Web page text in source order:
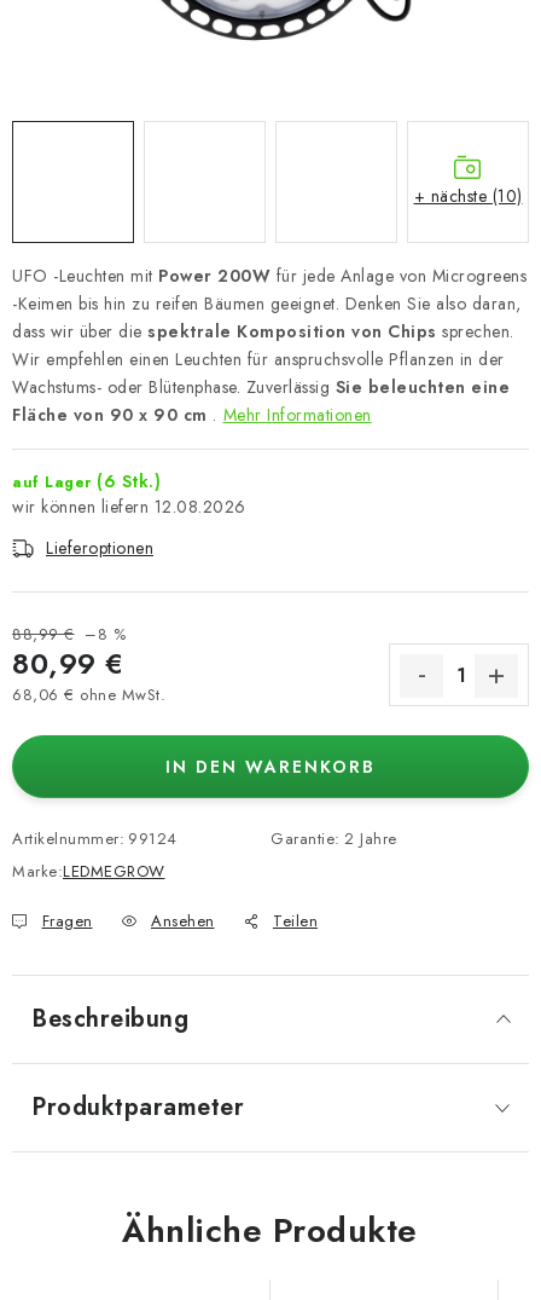
UFO -Leuchten mit Power 200W für jede Anlage von Microgreens
-Keimen bis hin zu reifen Bäumen geeignet. Denken Sie also daran,
dass wir über die spektrale Komposition von Chips sprechen.
Wir empfehlen einen Leuchten für anspruchsvolle Pflanzen in der
Wachstums- oder Blütenphase. Zuverlässig Sie beleuchten eine
Fläche von 90 x 90 cm . Mehr Informationen
auf Lager (6 Stk.)
12.08.2026
Lieferoptionen
88,99 € –8 %
80,99 €
68,06 € ohne MwSt.
IN DEN WARENKORB
Artikelnummer: 99124
Marke:LEDMEGROW
Garantie: 2 Jahre
Fragen Ansehen Teilen
+ nächste (10)
Beschreibung
Produktparameter
Ähnliche Produkte